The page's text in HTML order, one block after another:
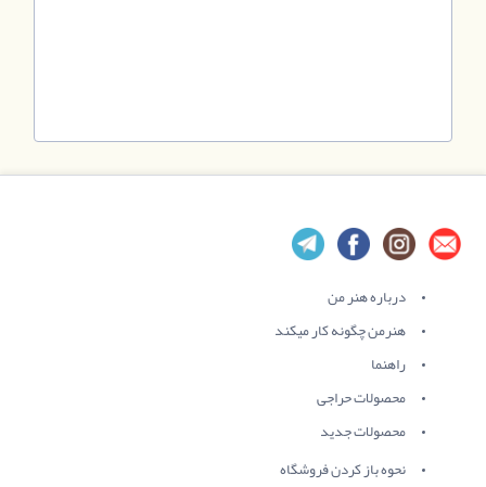
درباره هنر من
هنرمن چگونه کار میکند
راهنما
محصولات حراجی
محصولات جدید
نحوه باز کردن فروشگاه